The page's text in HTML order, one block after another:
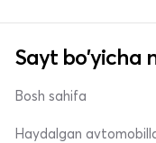
Sayt bo'yicha
Bosh sahifa
Haydalgan